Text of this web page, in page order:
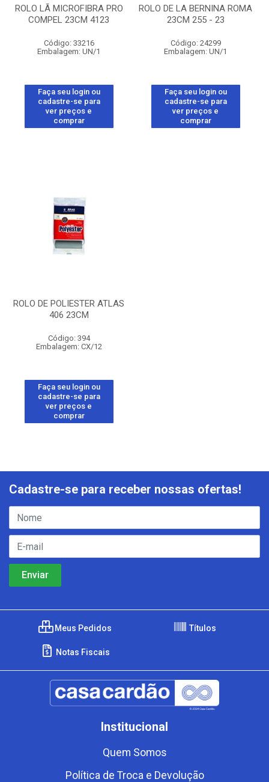
ROLO LÃ MICROFIBRA PRO
COMPEL 23CM 4123
Código: 33216
Embalagem: UN/1
Faça seu login ou
cadastre-se para
ver preços e
comprar
ROLO DE LA BERNINA ROMA
23CM 255 - 23
Código: 24299
Embalagem: UN/1
Faça seu login ou
cadastre-se para
ver preços e
comprar
ROLO DE POLIESTER ATLAS
406 23CM
Código: 394
Embalagem: CX/12
Faça seu login ou
cadastre-se para
ver preços e
comprar
Cadastre-se para receber nossas ofertas!
Meus Pedidos Títulos
Notas Fiscais
Institucional
Quem Somos
Política de Troca e Devolução